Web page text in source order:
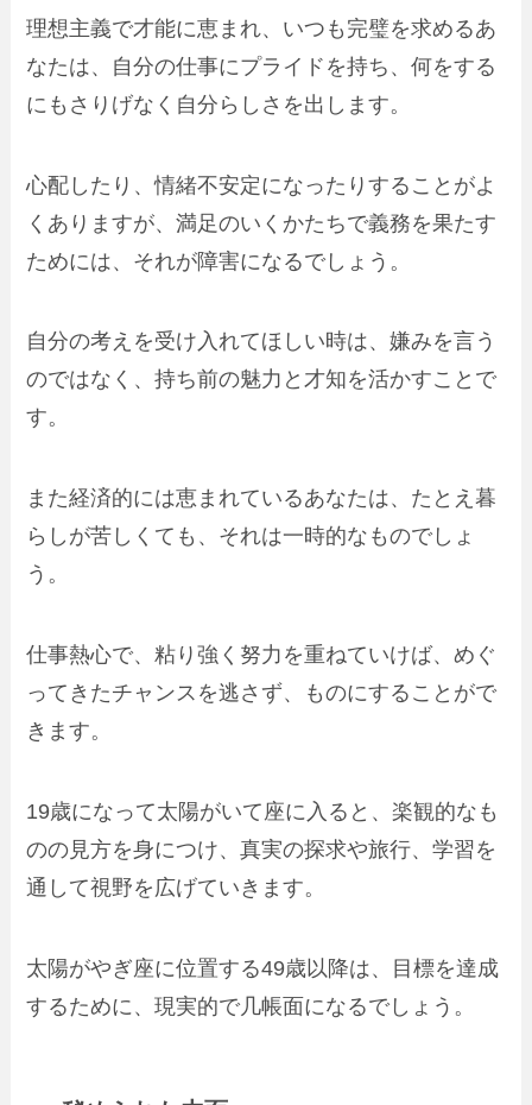
理想主義で才能に恵まれ、いつも完璧を求めるあ
なたは、自分の仕事にプライドを持ち、何をする
にもさりげなく自分らしさを出します。
心配したり、情緒不安定になったりすることがよ
くありますが、満足のいくかたちで義務を果たす
ためには、それが障害になるでしょう。
自分の考えを受け入れてほしい時は、嫌みを言う
のではなく、持ち前の魅力と才知を活かすことで
す。
また経済的には恵まれているあなたは、たとえ暮
らしが苦しくても、それは一時的なものでしょ
う。
仕事熱心で、粘り強く努力を重ねていけば、めぐ
ってきたチャンスを逃さず、ものにすることがで
きます。
19歳になって太陽がいて座に入ると、楽観的なも
のの見方を身につけ、真実の探求や旅行、学習を
通して視野を広げていきます。
太陽がやぎ座に位置する49歳以降は、目標を達成
するために、現実的で几帳面になるでしょう。